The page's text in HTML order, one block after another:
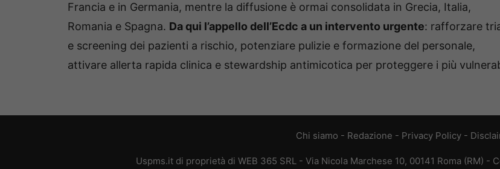
Francia e in Germania, mentre la diffusione è ormai consolidata in Grecia, Italia,
Romania e Spagna. Da qui l’appello dell’Ecdc a un intervento urgente: rafforzare
e screening dei pazienti a rischio, potenziare pulizie e formazione del personale,
attivare allerta rapida clinica e stewardship antimicotica per proteggere i più
Chi siamo - Redazione - Privacy Policy -
Uspms.it di proprietà di WEB 365 SRL - Via Nicola Marchese 10, 00141 Roma (RM) -